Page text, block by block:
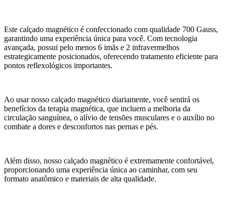
Este calçado magnético é confeccionado com qualidade 700 Gauss,
garantindo uma experiência única para você. Com tecnologia
avançada, possui pelo menos 6 imãs e 2 infravermelhos
estrategicamente posicionados, oferecendo tratamento eficiente para
pontos reflexológicos importantes.
Ao usar nosso calçado magnético diariamente, você sentirá os
benefícios da terapia magnética, que incluem a melhoria da
circulação sanguínea, o alívio de tensões musculares e o auxílio no
combate a dores e desconfortos nas pernas e pés.
Além disso, nosso calçado magnético é extremamente confortável,
proporcionando uma experiência única ao caminhar, com seu
formato anatômico e materiais de alta qualidade.